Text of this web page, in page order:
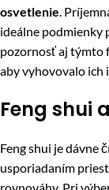
osvetlenie .
ideálne podmienky
pozornosť aj týmto
aby vyhovovalo ich
Feng shui
Feng shui je dávne
usporiadaním